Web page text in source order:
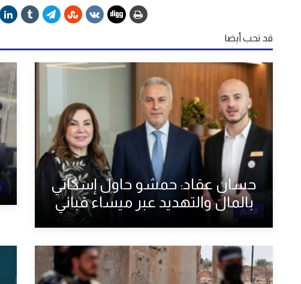
قد تحب أيضا
الأخبار
حسان عقاد: حمشو حاول إسكاتي
بالمال والتهديد عبر ميساء قباني